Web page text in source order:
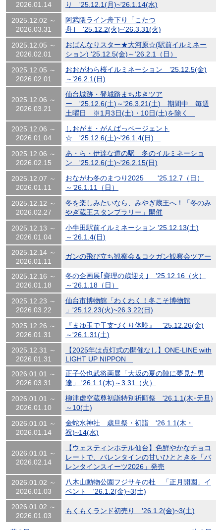
2026.01.14
り '25.12.1(月)~'26.1.14(水)
2025.12.02 ～
2026.03.31
阿武隈ライン舟下り「こたつ
舟｣ '25.12.2(火)~'26.3.31(火)
2025.12.05 ～
2026.02.01
おばんなりスター★大河原☆(駅前イルミネー
ション) '25.12.5(金)～’26.2.1（日）
2025.12.05 ～
2026.02.01
おおがわら桜イルミネーション ’25.12.5(金)
～’26.2.1(日)
2025.12.06 ～
2026.03.21
仙台城跡・登城路まち歩きツア
ー '25.12.6(土)～'26.3.21(土) 期間中 毎週
土曜日 ※1月3日(土)・10日(土)を除く
2025.12.06 ～
2026.01.04
しおがま・がんばっページェント
☆ '25.12.6(土)~'26.1.4(日)
2025.12.06 ～
2026.02.15
あ・ら・伊達な道の駅 冬のイルミネーショ
ン '25.12.6(土)~'26.2.15(日)
2025.12.07 ～
2026.01.11
おながわ冬のまつり2025 '25.12.7（日）
～’26.1.11（日）
2025.12.12 ～
2026.02.27
冬を楽しみたいなら、みやぎ蔵王へ！「冬のみ
やぎ蔵王スタンプラリー」開催
2025.12.13 ～
2026.01.04
小牛田駅前イルミネーション ’25.12.13(土)
～‘26.1.4(日)
2025.12.14 ～
2026.01.11
ガンの飛び立ち観察会＆コクガン観察会ツアー
2025.12.16 ～
2026.01.18
冬の企画展｢齋理の歳迎え｣ ’25.12.16（火）
～'26.1.18（日）
2025.12.23 ～
2026.03.22
仙台市博物館「わくわく！冬こそ博物館
」'25.12.23(火)~26.3.22(日)
2025.12.26 ～
2026.01.31
『まゆ玉で干支づくり体験』 '25.12.26(金)
～'26.1.31(土)
2025.12.31 ～
2026.01.31
【2025年は点灯式の開催なし】ONE-LINE with
LIGHT UP NIPPON
2026.01.01 ～
2026.03.31
正子公也武将画展「大坂の夏の陣に夢見た男
達」 '26.1.1(木)～3.31（火）
2026.01.01 ～
2026.01.10
柳津虚空蔵尊初詣特別祈願祭 '26.1.1(木･元旦)
～10(土)
2026.01.01 ～
2026.01.14
金蛇水神社 歳旦祭・初詣 '26.1.1(木・
祝)~14(水)
2026.01.01 ～
2026.02.14
【ウェスティンホテル仙台】色鮮やかなチョコ
レートで、バレンタインの甘いひとときを「バ
レンタインスイーツ2026」発売
2026.01.02 ～
2026.01.03
八木山動物公園フジサキの杜 「正月開園」イ
ベント '26.1.2(金)~3(土)
2026.01.02 ～
2026.01.03
もくもくランド初売り '26.1.2(金)~3(土)